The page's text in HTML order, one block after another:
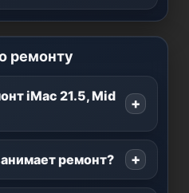
ремонту
iMac 21.5, Mid
ремонт?